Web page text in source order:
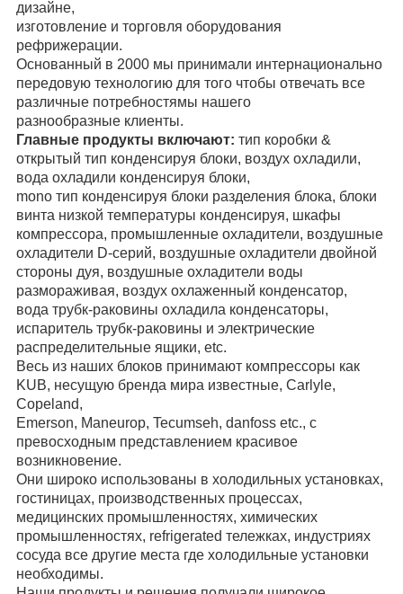
дизайне,
изготовление и торговля оборудования
рефрижерации.
Основанный в 2000 мы принимали интернационально
передовую технологию для того чтобы отвечать все
различные потребностямы нашего
разнообразные клиенты.
Главные продукты включают: тип коробки &
открытый тип конденсируя блоки, воздух охладили,
вода охладили конденсируя блоки,
mono тип конденсируя блоки разделения блока, блоки
винта низкой температуры конденсируя, шкафы
компрессора, промышленные охладители, воздушные
охладители D-серий, воздушные охладители двойной
стороны дуя, воздушные охладители воды
размораживая, воздух охлаженный конденсатор,
вода трубк-раковины охладила конденсаторы,
испаритель трубк-раковины и электрические
распределительные ящики, etc.
Весь из наших блоков принимают компрессоры как
KUB, несущую бренда мира известные, Carlyle,
Copeland,
Emerson, Maneurop, Tecumseh, danfoss etc., с
превосходным представлением красивое
возникновение.
Они широко использованы в холодильных установках,
гостиницах, производственных процессах,
медицинских промышленностях, химических
промышленностях, refrigerated тележках, индустриях
сосуда все другие места где холодильные установки
необходимы.